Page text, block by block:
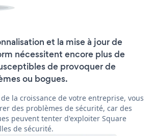
et la mise à jour de
nécessitent encore plus de
de provoquer de
ou bogues.
la croissance de votre entreprise, vous
des problèmes de sécurité, car des
peuvent tenter d'exploiter Square
de sécurité.